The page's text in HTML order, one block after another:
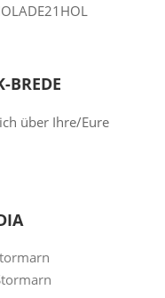
BREDE
über Ihre/Eure